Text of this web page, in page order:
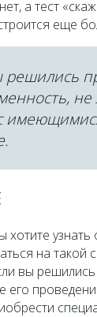
а тест
еще
хотите
на такой
вы решились
его